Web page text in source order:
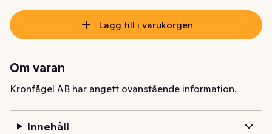
Lägg till i varukorgen
Om varan
Kronfågel AB har angett ovanstående information.
Innehåll